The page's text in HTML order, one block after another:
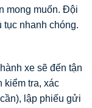
mong muốn. Đội
nhanh chóng.
xe sẽ đến tận
kiểm tra, xác
lập phiếu gửi